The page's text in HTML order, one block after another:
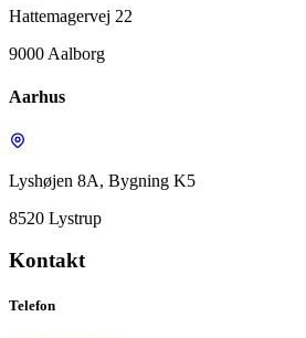
Hattemagervej 22
9000 Aalborg
Aarhus
Lyshøjen 8A, Bygning K5
8520 Lystrup
Kontakt
Telefon